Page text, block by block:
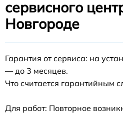
сервисного
Новгороде
Гарантия от сервиса: на
— до 3 месяцев.
Что считается гарантийным
Для работ: Повторное